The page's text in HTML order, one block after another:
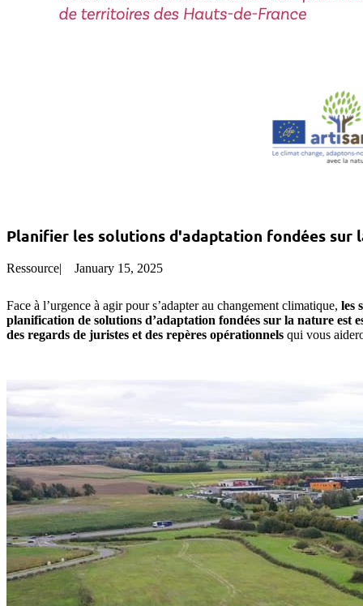
Planifier les solutions d'adaptation fondées sur
Ressource| January 15, 2025
Face à l’urgence à agir pour s’adapter au changement climatique, les
planification de solutions d’adaptation fondées sur la nature est
des regards de juristes et des repères opérationnels qui vous